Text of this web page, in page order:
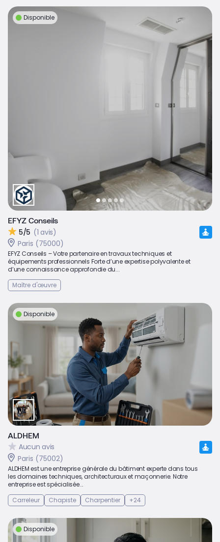
Disponible
EFYZ Conseils
5/5 (1 avis)
Paris (75000)
EFYZ Conseils – Votre partenaire en travaux techniques et
équipements professionnels Forte d’une expertise polyvalente et
d’une connaissance approfondie du...
Maître d'œuvre
Disponible
ALDHEM
Aucun avis
Paris (75002)
ALDHEM est une entreprise générale du bâtiment experte dans tous
les domaines techniques, architecturaux et maçonnerie. Notre
entreprise est spécialisée...
Carreleur
Chapiste Charpentier +24
Disponible